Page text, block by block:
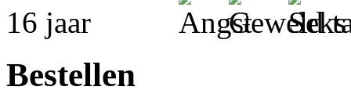
Bestellen